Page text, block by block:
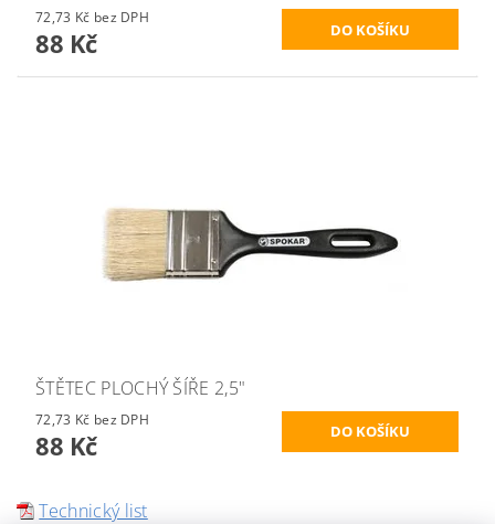
72,73 Kč bez DPH
88 Kč
ŠTĚTEC PLOCHÝ ŠÍŘE 2,5"
72,73 Kč bez DPH
88 Kč
Technický list